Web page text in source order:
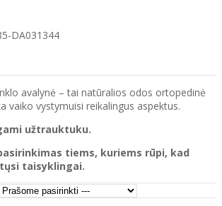
DA031344
avalynė – tai natūralios odos ortopedinė
vaiko vystymuisi reikalingus aspektus.
užtrauktuku.
tiems, kuriems rūpi, kad
taisyklingai.